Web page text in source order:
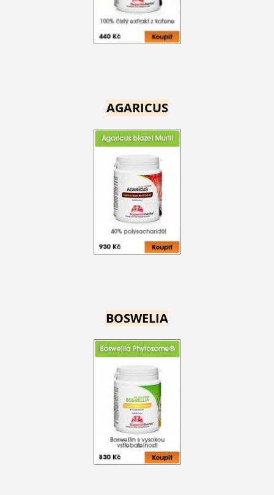
AGARICUS
BOSWELIA